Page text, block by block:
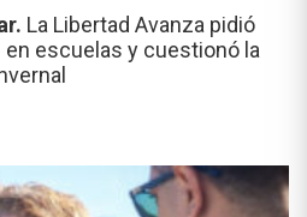
La Libertad Avanza pidió
escuelas y cuestionó la